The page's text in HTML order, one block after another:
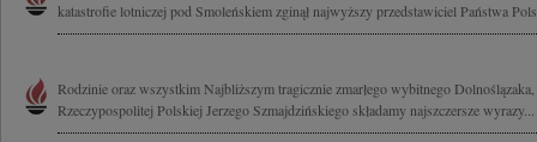
katastrofie lotniczej pod Smoleńskiem zginął najwyższy przedstawiciel Państwa
Rodzinie oraz wszystkim Najbliższym tragicznie zmarłego wybitnego Dolnoślązaka,
Rzeczypospolitej Polskiej Jerzego Szmajdzińskiego składamy najszczersze wyrazy...